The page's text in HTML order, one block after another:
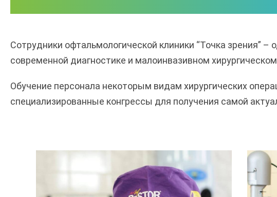
Сотрудники офтальмологической клиники “Точка зрения”
современной диагностике и малоинвазивном
Обучение персонала некоторым видам хирургических
специализированные конгрессы для получения самой